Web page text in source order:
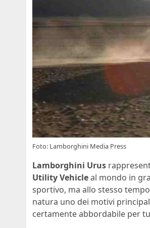
Foto: Lamborghini Media Press
Lamborghini Urus
Utility Vehicleal mondo in
sportivo, ma allo stesso
natura uno dei motivi
certamente abbordabile per